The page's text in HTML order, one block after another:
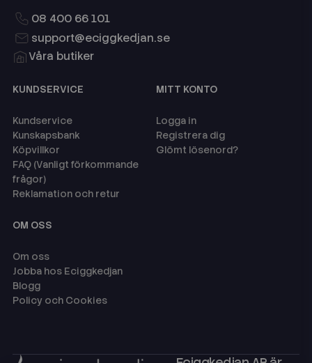
08 400 66 101
support@eciggkedjan.se
Våra butiker
KUNDSERVICE
Kundservice
Kunskapsbank
Köpvillkor
FAQ (Vanligt förkommande
frågor)
Reklamation och retur
MITT KONTO
Logga in
Registrera dig
Glömt lösenord?
OM OSS
Om oss
Jobba hos Eciggkedjan
Blogg
Policy och Cookies